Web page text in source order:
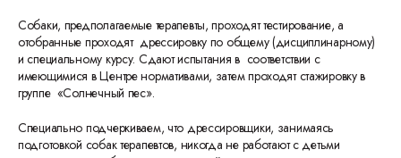
Собаки, предполагаемые терапевты, проходят тестирование, а
отобранные проходят дрессировку по общему (дисциплинарному)
и специальному курсу. Сдают испытания в соответствии с
имеющимися в Центре нормативами, затем проходят стажировку в
группе «Солнечный пес».
Специально подчеркиваем, что дрессировщики, занимаясь
подготовкой собак терапевтов, никогда не работают с детьми